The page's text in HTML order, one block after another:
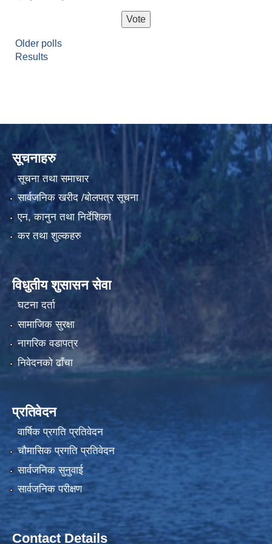
Older polls
Results
सूचनाहरु
सूचना तथा समाचार
सार्वजनिक खरीद /बोलपत्र सूचना
एन, कानुन तथा निर्देशिका
कर तथा शुल्कहरु
विधुतीय शुसासन सेवा
घटना दर्ता
सामाजिक सुरक्षा
नागरिक वडापत्र
निवेदनको ढाँचा
प्रतिवेदन
वार्षिक प्रगति प्रतिवेदन
चौमासिक प्रगति प्रतिवेदन
सार्वजनिक सुनुवाई
सार्वजनिक परीक्षण
Contact Details